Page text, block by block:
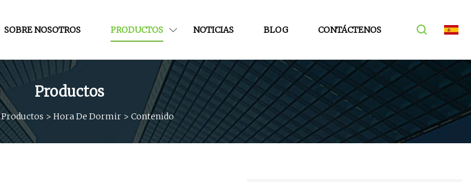
SOBRE NOSOTROS PRODUCTOS NOTICIAS BLOG CONTÁCTENOS
Productos
Productos > Hora De Dormir> Contenido